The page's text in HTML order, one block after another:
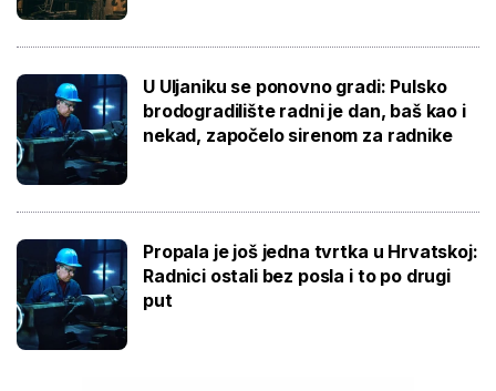
U Uljaniku se ponovno gradi: Pulsko
brodogradilište radni je dan, baš kao i
nekad, započelo sirenom za radnike
Propala je još jedna tvrtka u Hrvatskoj:
Radnici ostali bez posla i to po drugi
put